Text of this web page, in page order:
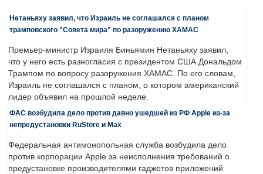
Нетаньяху заявил, что Израиль не соглашался с планом
трамповского "Совета мира" по разоружению ХАМАС
Премьер-министр Израиля Биньямин Нетаньяху заявил,
что у него есть разногласия с президентом США Дональдом
Трампом по вопросу разоружения ХАМАС. По его словам,
Израиль не соглашался с планом, о котором американский
лидер объявил на прошлой неделе.
ФАС возбудила дело против давно ушедшей из РФ Apple из-за
непредустановки RuStore и Max
Федеральная антимонопольная служба возбудила дело
против корпорации Apple за неисполнения требований о
предустановке производителями гаджетов приложений